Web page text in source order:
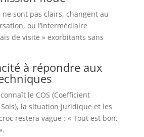
ne sont pas clairs, changent au
ou l’intermédiaire
de visite » exorbitants sans
à répondre aux
le COS (Coefficient
Sols), la situation juridique et les
restera vague : « Tout est bon,